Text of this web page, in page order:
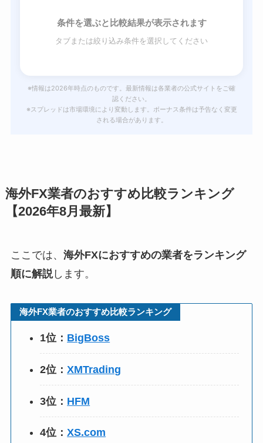
条件を選ぶと比較結果が表示されます
タブまたは絞り込み条件を選択してください
※情報は2026年時点のものです。最新情報は各業者の公式サイトをご確
認ください。
※スプレッドは市場環境により変動します。ボーナス条件は予告なく変更
される場合があります。
海外FX業者のおすすめ比較ランキング
【2026年8月最新】
ここでは、 海外FXにおすすめの業者をランキング
順に解説します。
海外FX業者のおすすめ比較ランキング
1位： BigBoss
2位：XMTrading
3位： HFM
4位：XS.com